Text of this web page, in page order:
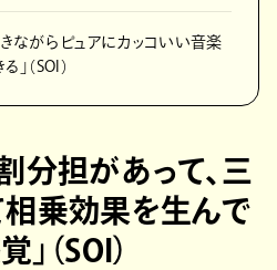
ながらピュアにカッコいい音楽
（SOI）
分担があって、三
乗効果を生んで
（SOI）